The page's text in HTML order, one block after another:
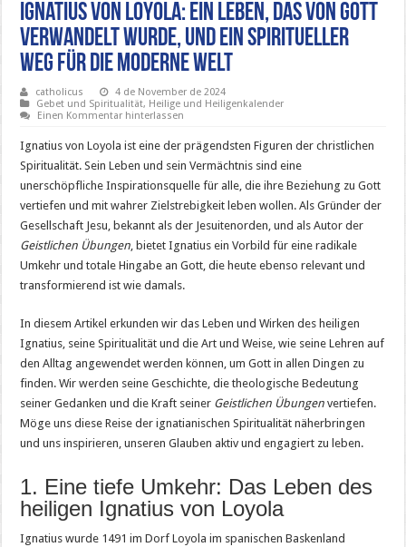
Ignatius von Loyola: Ein Leben, das von Gott
verwandelt wurde, und ein spiritueller
Weg für die moderne Welt
catholicus
4 de November de 2024
Gebet und Spiritualität, Heilige und Heiligenkalender
Einen Kommentar hinterlassen
Ignatius von Loyola ist eine der prägendsten Figuren der christlichen
Spiritualität. Sein Leben und sein Vermächtnis sind eine
unerschöpfliche Inspirationsquelle für alle, die ihre Beziehung zu Gott
vertiefen und mit wahrer Zielstrebigkeit leben wollen. Als Gründer der
Gesellschaft Jesu, bekannt als der Jesuitenorden, und als Autor der
Geistlichen Übungen, bietet Ignatius ein Vorbild für eine radikale
Umkehr und totale Hingabe an Gott, die heute ebenso relevant und
transformierend ist wie damals.
In diesem Artikel erkunden wir das Leben und Wirken des heiligen
Ignatius, seine Spiritualität und die Art und Weise, wie seine Lehren auf
den Alltag angewendet werden können, um Gott in allen Dingen zu
finden. Wir werden seine Geschichte, die theologische Bedeutung
seiner Gedanken und die Kraft seiner Geistlichen Übungen vertiefen.
Möge uns diese Reise der ignatianischen Spiritualität näherbringen
und uns inspirieren, unseren Glauben aktiv und engagiert zu leben.
1. Eine tiefe Umkehr: Das Leben des
heiligen Ignatius von Loyola
Ignatius wurde 1491 im Dorf Loyola im spanischen Baskenland